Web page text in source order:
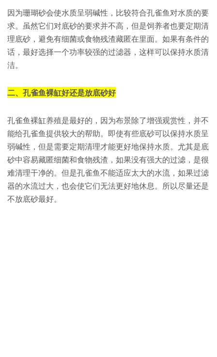
因为珊瑚砂会使水质呈弱碱性，比较符合孔雀鱼对水质的要
求。虽然它们对底砂的要求并不高，但是饲养者也要定期清
理底砂，避免有细菌或食物残渣藏匿在里面。如果有条件的
话，最好选择一个功率较强的过滤器，这样可以保持水质清
洁。
二、孔雀鱼裸缸好还是放底砂好
孔雀鱼裸缸养殖是最好的，因为布景除了增强观赏性，并不
能给孔雀鱼提供较大的帮助。即使有些底砂可以保持水质呈
弱碱性，但是需要定期清理才能更好地保持水质。尤其是底
砂中容易藏匿细菌和食物残渣，如果没有强大的过滤，是很
难清理干净的。但是孔雀鱼不能适应太大的水流，如果过滤
器的水流过大，也会使它们无法更好地休息。所以尽量还是
不放底砂最好。